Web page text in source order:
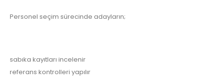
Personel seçim sürecinde adayların;
sabıka kayıtları incelenir
referans kontrolleri yapılır